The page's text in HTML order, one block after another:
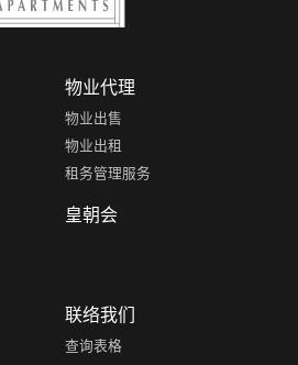
物业代理
物业出售
物业出租
租务管理服务
皇朝会
联络我们
查询表格